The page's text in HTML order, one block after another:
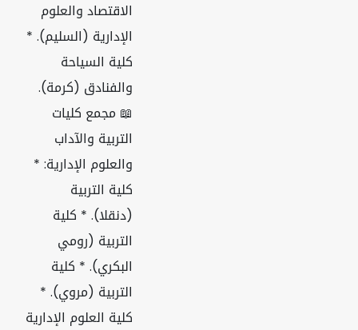
الاقتصاد والعلوم
الإدارية (السليم). *
كلية السياحة
والفنادق (كرمة).
📖 مجمع كليات
التربية والآداب
والعلوم الإدارية: *
كلية التربية
(دنقلا). * كلية
التربية (رومي
البكري). * كلية
التربية (مروي). *
كلية العلوم الإدارية